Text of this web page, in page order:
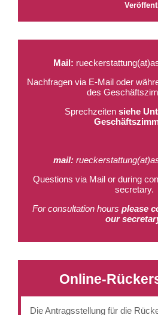
Mail:
Nachfragen via E-Mail oder
des
Sprechzeiten siehe
mail:
Questions via Mail or during
secretary.
For consultation hours please
our
Online-
Die Antragsstellung für die